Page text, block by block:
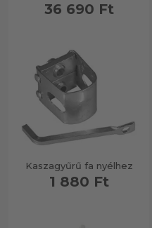
36 690 Ft
Kaszagyűrű fa nyélhez
1 880 Ft